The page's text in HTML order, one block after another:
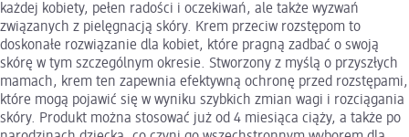
każdej kobiety, pełen radości i oczekiwań, ale także wyzwań
związanych z pielęgnacją skóry. Krem przeciw rozstępom to
doskonałe rozwiązanie dla kobiet, które pragną zadbać o swoją
skórę w tym szczególnym okresie. Stworzony z myślą o przyszłych
mamach, krem ten zapewnia efektywną ochronę przed rozstępami,
które mogą pojawić się w wyniku szybkich zmian wagi i rozciągania
skóry. Produkt można stosować już od 4 miesiąca ciąży, a także po